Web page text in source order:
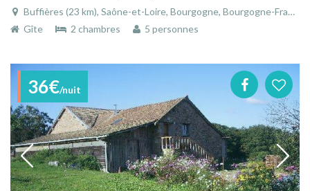
Buffières (23 km), Saône-et-Loire, Bourgogne, Bourgogne-Franche-Comté, France
Gîte
2 chambres 5 personnes
36€/nuit